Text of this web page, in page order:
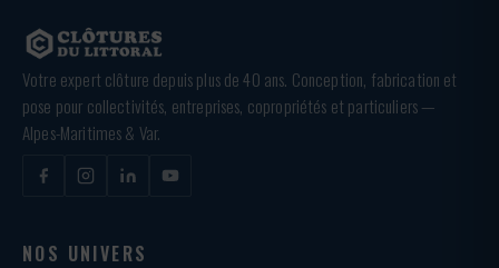
Votre expert clôture depuis plus de 40 ans. Conception, fabrication et
pose pour collectivités, entreprises, copropriétés et particuliers —
Alpes-Maritimes & Var.
NOS UNIVERS